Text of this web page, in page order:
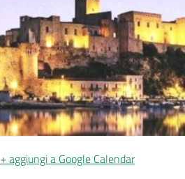
+ aggiungi a Google Calendar